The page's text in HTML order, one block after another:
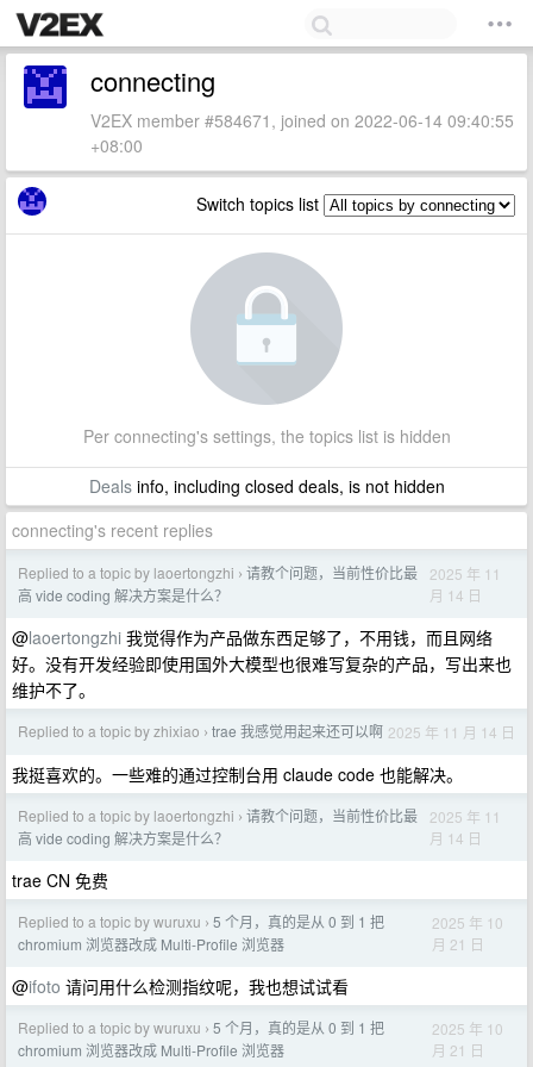
connecting
V2EX member #584671, joined on 2022-06-14 09:40:55
+08:00
Switch topics list
Per connecting's settings, the topics list is hidden
Dealsinfo, including closed deals, is not hidden
connecting's recent replies
Replied to a topic by laoertongzhi › 请教个问题，当前性价比最
高 vide coding 解决方案是什么？
2025 年 11
月 14 日
@laoertongzhi 我觉得作为产品做东西足够了，不用钱，而且网络
好。没有开发经验即使用国外大模型也很难写复杂的产品，写出来也
维护不了。
Replied to a topic by zhixiao › trae 我感觉用起来还可以啊 2025 年 11 月 14 日
我挺喜欢的。一些难的通过控制台用 claude code 也能解决。
Replied to a topic by laoertongzhi › 请教个问题，当前性价比最
高 vide coding 解决方案是什么？
2025 年 11
月 14 日
trae CN 免费
Replied to a topic by wuruxu › 5 个月，真的是从 0 到 1 把
chromium 浏览器改成 Multi-Profile 浏览器
2025 年 10
月 21 日
@ifoto 请问用什么检测指纹呢，我也想试试看
Replied to a topic by wuruxu › 5 个月，真的是从 0 到 1 把
chromium 浏览器改成 Multi-Profile 浏览器
2025 年 10
月 21 日